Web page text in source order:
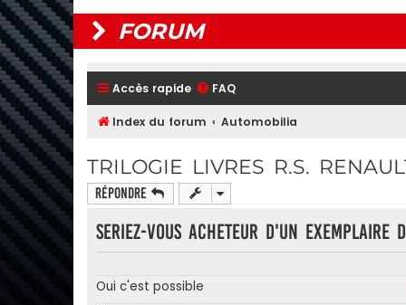
FORUM
Accès rapide FAQ
Index du forum Automobilia
TRILOGIE LIVRES R.S.
Répondre
Seriez-vous acheteur d'un exemplaire
Oui c'est possible